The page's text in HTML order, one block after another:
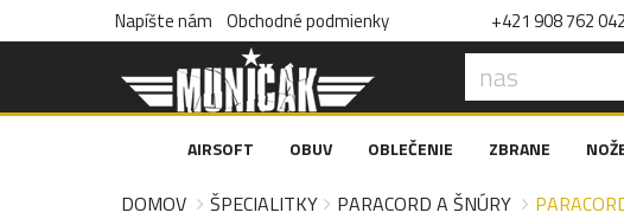
Napíšte nám Obchodné podmienky +421 908 762
AIRSOFT OBUV OBLEČENIE ZBRANE
DOMOV ŠPECIALITKY PARACORD A ŠNÚRY